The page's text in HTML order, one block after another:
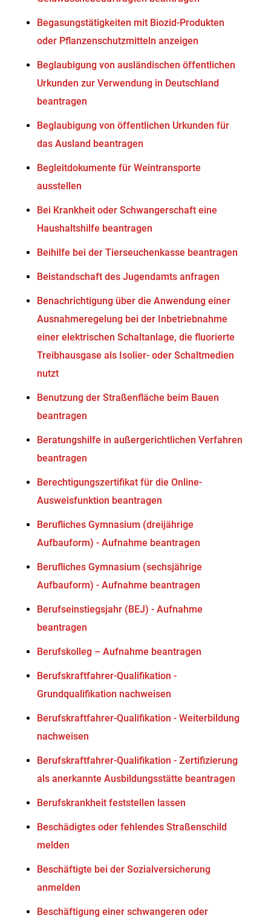
Begasungstätigkeiten mit Biozid-Produkten
oder Pflanzenschutzmitteln anzeigen
Beglaubigung von ausländischen öffentlichen
Urkunden zur Verwendung in Deutschland
beantragen
Beglaubigung von öffentlichen Urkunden für
das Ausland beantragen
Begleitdokumente für Weintransporte
ausstellen
Bei Krankheit oder Schwangerschaft eine
Haushaltshilfe beantragen
Beihilfe bei der Tierseuchenkasse beantragen
Beistandschaft des Jugendamts anfragen
Benachrichtigung über die Anwendung einer
Ausnahmeregelung bei der Inbetriebnahme
einer elektrischen Schaltanlage, die fluorierte
Treibhausgase als Isolier- oder Schaltmedien
nutzt
Benutzung der Straßenfläche beim Bauen
beantragen
Beratungshilfe in außergerichtlichen Verfahren
beantragen
Berechtigungszertifikat für die Online-
Ausweisfunktion beantragen
Berufliches Gymnasium (dreijährige
Aufbauform) - Aufnahme beantragen
Berufliches Gymnasium (sechsjährige
Aufbauform) - Aufnahme beantragen
Berufseinstiegsjahr (BEJ) - Aufnahme
beantragen
Berufskolleg – Aufnahme beantragen
Berufskraftfahrer-Qualifikation -
Grundqualifikation nachweisen
Berufskraftfahrer-Qualifikation - Weiterbildung
nachweisen
Berufskraftfahrer-Qualifikation - Zertifizierung
als anerkannte Ausbildungsstätte beantragen
Berufskrankheit feststellen lassen
Beschädigtes oder fehlendes Straßenschild
melden
Beschäftigte bei der Sozialversicherung
anmelden
Beschäftigung einer schwangeren oder